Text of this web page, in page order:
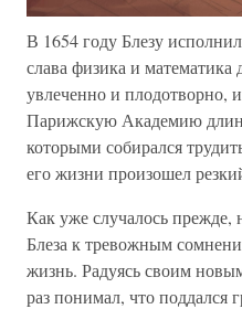
В 1654 году Блезу
слава физика и математика
увлеченно и плодотворно,
Парижскую Академию
которыми собирался
его жизни произошел
Как уже случалось прежде,
Блеза к тревожным
жизнь. Радуясь своим
раз понимал, что поддался